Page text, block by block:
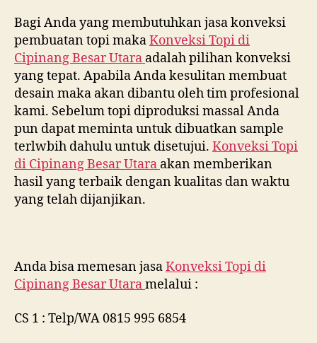
Bagi Anda yang membutuhkan jasa konveksi
pembuatan topi makaKonveksi Topi di
Cipinang Besar Utara adalah pilihan konveksi
yang tepat. Apabila Anda kesulitan membuat
desain maka akan dibantu oleh tim profesional
kami. Sebelum topi diproduksi massal Anda
pun dapat meminta untuk dibuatkan sample
terlwbih dahulu untuk disetujui. Konveksi Topi
di Cipinang Besar Utara akan memberikan
hasil yang terbaik dengan kualitas dan waktu
yang telah dijanjikan.
Anda bisa memesan jasaKonveksi Topi di
Cipinang Besar Utaramelalui :
CS 1 : Telp/WA 0815 995 6854